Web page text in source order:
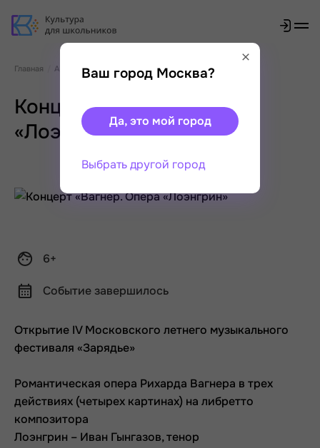
Главная Афиша Концерт «Вагнер. Опера «Лоэнгрин»
Концерт «Вагнер. Опера
«Лоэнгрин»
6+
Событие завершилось
Открытие IV Московского летнего музыкального
фестиваля «Зарядье»
Романтическая опера Рихарда Вагнера в трех
действиях (четырех картинах) на либретто
композитора
Лоэнгрин – Иван Гынгазов, тенор
Ваш город Москва?
Да, это мой город
Выбрать другой город